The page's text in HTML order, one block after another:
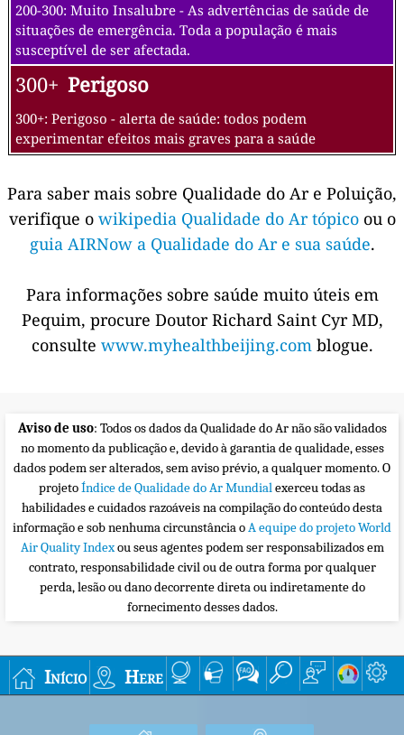
200-300: Muito Insalubre - As advertências de saúde de
situações de emergência. Toda a população é mais
susceptível de ser afectada.
300+ Perigoso
300+: Perigoso - alerta de saúde: todos podem
experimentar efeitos mais graves para a saúde
Para saber mais sobre Qualidade do Ar e Poluição,
verifique o wikipedia Qualidade do Ar tópico ou o
guia AIRNow a Qualidade do Ar e sua saúde.
Para informações sobre saúde muito úteis em
Pequim, procure Doutor Richard Saint Cyr MD,
consulte www.myhealthbeijing.com blogue.
Aviso de uso: Todos os dados da Qualidade do Ar não são validados
no momento da publicação e, devido à garantia de qualidade, esses
dados podem ser alterados, sem aviso prévio, a qualquer momento. O
projetoÍndice de Qualidade do Ar Mundialexerceu todas as
habilidades e cuidados razoáveis na compilação do conteúdo desta
informação e sob nenhuma circunstância oA equipe do projeto World
Air Quality Indexou seus agentes podem ser responsabilizados em
contrato, responsabilidade civil ou de outra forma por qualquer
perda, lesão ou dano decorrente direta ou indiretamente do
fornecimento desses dados.
Início Here